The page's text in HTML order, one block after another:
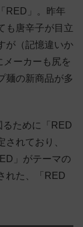
RED」。昨年
も唐辛子が目立
が（記憶違いか
メーカーも尻を
麺の新商品が多
るために「RED
れており、
」がテーマの
れた、「RED